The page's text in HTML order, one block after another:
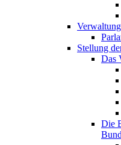
Stellung
Das
Die